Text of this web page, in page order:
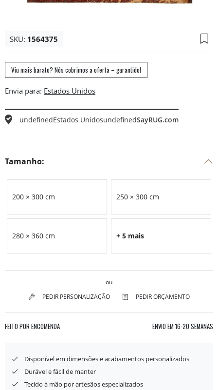
SKU: 1564375
Viu mais barato? Nós cobrimos a oferta – garantido!
Envia para:
undefinedEstados UnidosundefinedSayRUG.com
Tamanho:
200 × 300 cm 250 × 300 cm
280 × 360 cm + 5 mais
ou
PEDIR PERSONALIZAÇÃO
PEDIR ORÇAMENTO
FEITO POR ENCOMENDA ENVIO EM 16-20 SEMANAS
Disponível em dimensões e acabamentos personalizados
Durável e fácil de manter
Tecido à mão por artesãos especializados